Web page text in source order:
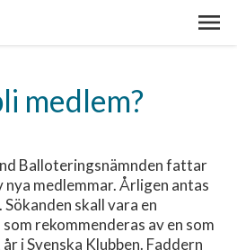
medlem?
Balloteringsnämnden fattar
nya medlemmar. Årligen antas
skall vara en
rekommenderas av en som
i Svenska Klubben. Faddern